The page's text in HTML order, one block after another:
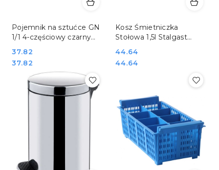
Pojemnik na sztućce GN
1/1 4-częściowy czarny
Cena:
37.82
Cena:
37.82
Kosz Śmietniczka
Stołowa 1,5l Stalgast
Cena:
44.64
Cena:
44.64